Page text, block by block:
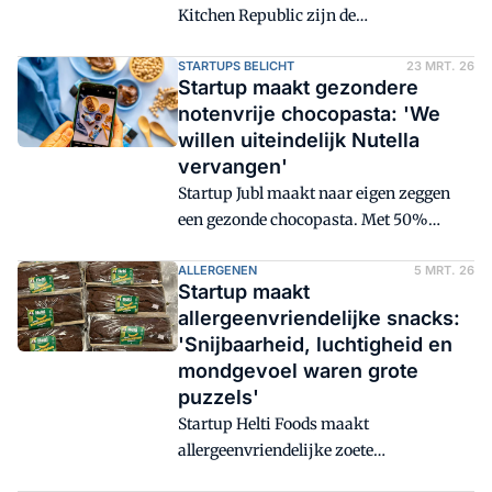
Kitchen Republic zijn de
volledig verwoest. Crowdfunding moet
de getroffen bedrijven weer op de been
helpen.
STARTUPS BELICHT 23 MRT. 26
Startup maakt gezondere
notenvrije chocopasta: 'We
willen uiteindelijk Nutella
vervangen'
Startup Jubl maakt naar eigen zeggen
een gezonde chocopasta. Met 50%
producten, zonder palmolie,
plantaardig, rijk aan vezels en vrij van
de zes meest voorkomende allergenen.
Hiermee wil de startup een gezond
alternatief bieden voor het favoriete
ontbijtproduct van kinderen. VMT sprak
met oprichter Isil Dijkstra over de
oprichting en ontwikkeling.
ALLERGENEN 5 MRT. 26
Startup maakt
allergeenvriendelijke snacks:
'Snijbaarheid, luchtigheid en
mondgevoel waren grote
puzzels'
Startup Helti Foods maakt
allergeenvriendelijke zoete